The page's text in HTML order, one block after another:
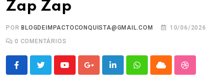
Zap Zap
POR BLOGDEIMPACTOCONQUISTA@GMAIL.COM
10/06/2026
0 COMENTÁRIOS
YoutubeGoogle+LinkedInWhatsappCloud